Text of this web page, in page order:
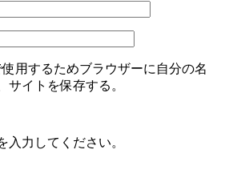
用するためブラウザーに自分の名
サイトを保存する。
入力してください。